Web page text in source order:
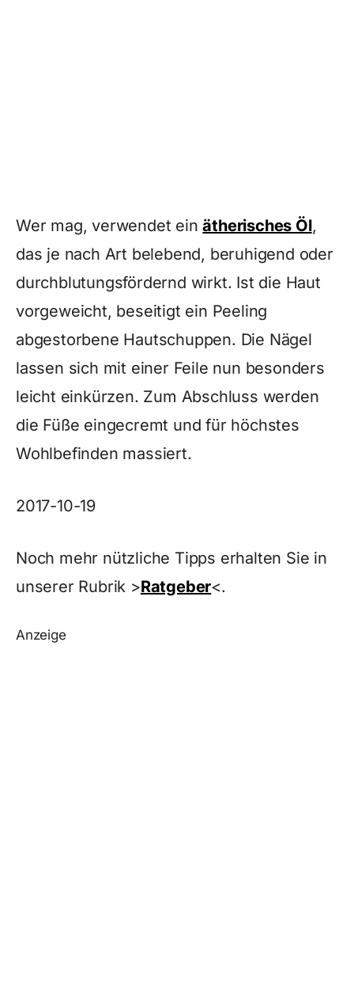
Wer mag, verwendet einätherisches Öl,
das je nach Art belebend, beruhigend oder
durchblutungsfördernd wirkt. Ist die Haut
vorgeweicht, beseitigt ein Peeling
abgestorbene Hautschuppen. Die Nägel
lassen sich mit einer Feile nun besonders
leicht einkürzen. Zum Abschluss werden
die Füße eingecremt und für höchstes
Wohlbefinden massiert.
2017-10-19
Noch mehr nützliche Tipps erhalten Sie in
unserer Rubrik >Ratgeber<.
Anzeige